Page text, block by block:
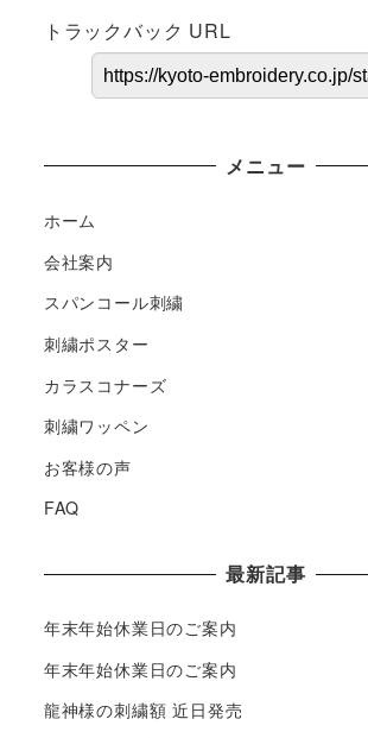
トラックバック URL
メニュー
ホーム
会社案内
スパンコール刺繍
刺繍ポスター
カラスコナーズ
刺繍ワッペン
お客様の声
FAQ
最新記事
年末年始休業日のご案内
年末年始休業日のご案内
龍神様の刺繍額 近日発売